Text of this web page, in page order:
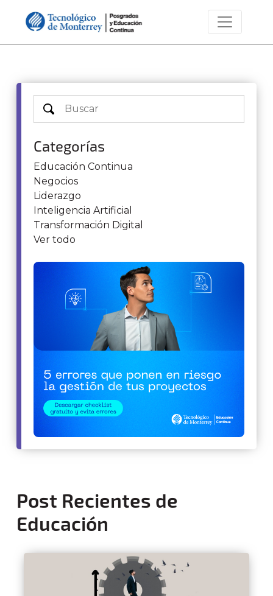
Categorías
Educación Continua
Negocios
Liderazgo
Inteligencia Artificial
Transformación Digital
Ver todo
Post Recientes de
Educación